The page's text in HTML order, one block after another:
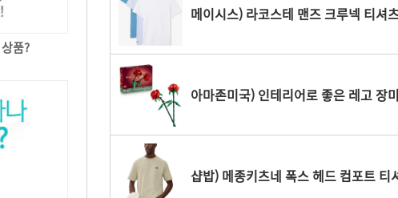
품?
아마존미국) 안심하고 드실 수 있는
메이시스) 라코스테 맨즈 크루넥 티셔
아마존미국) 인테리어로 좋은 레고 장
샵밥) 메종키츠네 폭스 헤드 컴포트 티